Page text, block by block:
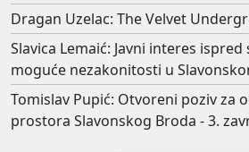
Dragan Uzelac: The Velvet
Slavica Lemaić: Javni interes
moguće nezakonitosti u
Tomislav Pupić: Otvoreni poziv za
prostora Slavonskog Broda - 3.